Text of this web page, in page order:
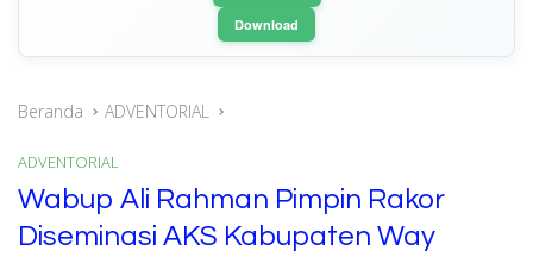
Download
Beranda ADVENTORIAL
ADVENTORIAL
Wabup Ali Rahman Pimpin Rakor
Diseminasi AKS Kabupaten Way